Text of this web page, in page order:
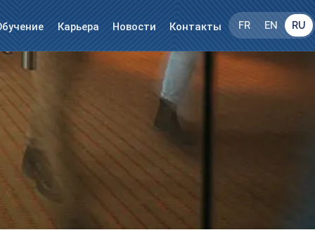
Карьера Новости Контакты FR EN RU